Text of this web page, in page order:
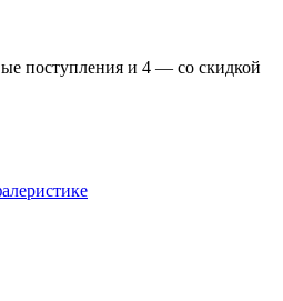
поступления и 4 — со скидкой